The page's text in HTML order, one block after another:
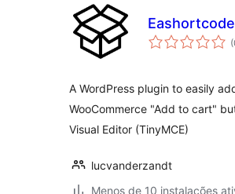
Eashortcode
A WordPress plugin to easily
WooCommerce "Add to cart"
Visual Editor (TinyMCE)
lucvanderzandt
Menos de 10 instalações